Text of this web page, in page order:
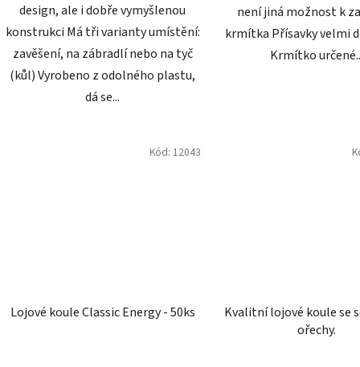
design, ale i dobře vymyšlenou
konstrukci Má tři varianty umístění:
zavěšení, na zábradlí nebo na tyč
(kůl) Vyrobeno z odolného plastu,
dá se...
není jiná možnost k
krmítka Přísavky velmi
Krmítko
Lojové koule Classic Energy - 50ks
Kód: 12043
Kvalitní lojové koule se
ořechy.